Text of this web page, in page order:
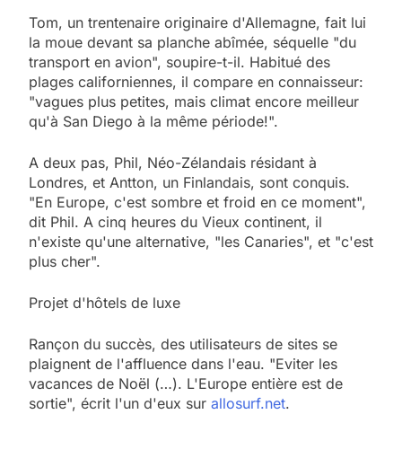
Tom, un trentenaire originaire d'Allemagne, fait lui
la moue devant sa planche abîmée, séquelle "du
transport en avion", soupire-t-il. Habitué des
plages californiennes, il compare en connaisseur:
"vagues plus petites, mais climat encore meilleur
qu'à San Diego à la même période!".
A deux pas, Phil, Néo-Zélandais résidant à
Londres, et Antton, un Finlandais, sont conquis.
"En Europe, c'est sombre et froid en ce moment",
dit Phil. A cinq heures du Vieux continent, il
n'existe qu'une alternative, "les Canaries", et "c'est
plus cher".
Projet d'hôtels de luxe
Rançon du succès, des utilisateurs de sites se
plaignent de l'affluence dans l'eau. "Eviter les
vacances de Noël (…). L'Europe entière est de
sortie", écrit l'un d'eux sur allosurf.net.